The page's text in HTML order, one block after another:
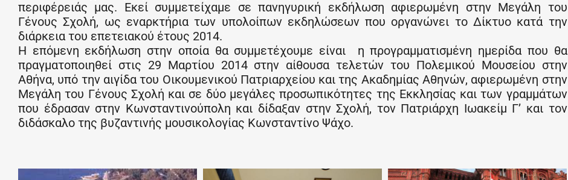
περιφέρειάς μας. Εκεί συμμετείχαμε σε πανηγυρική εκδήλωση αφιερωμένη στην Μεγάλη του
Γένους Σχολή, ως εναρκτήρια των υπολοίπων εκδηλώσεων που οργανώνει το Δίκτυο κατά την
διάρκεια του επετειακού έτους 2014.
Η επόμενη εκδήλωση στην οποία θα συμμετέχουμε είναι η προγραμματισμένη ημερίδα που θα
πραγματοποιηθεί στις 29 Μαρτίου 2014 στην αίθουσα τελετών του Πολεμικού Μουσείου στην
Αθήνα, υπό την αιγίδα του Οικουμενικού Πατριαρχείου και της Ακαδημίας Αθηνών, αφιερωμένη στην
Μεγάλη του Γένους Σχολή και σε δύο μεγάλες προσωπικότητες της Εκκλησίας και των γραμμάτων
που έδρασαν στην Κωνσταντινούπολη και δίδαξαν στην Σχολή, τον Πατριάρχη Ιωακείμ Γ’ και τον
διδάσκαλο της βυζαντινής μουσικολογίας Κωνσταντίνο Ψάχο.